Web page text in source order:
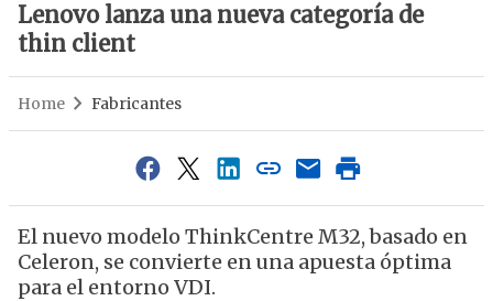
Lenovo lanza una nueva categoría de
thin client
Home Fabricantes
El nuevo modelo ThinkCentre M32, basado en
Celeron, se convierte en una apuesta óptima
para el entorno VDI.